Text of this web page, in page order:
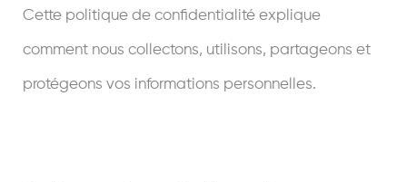
Cette politique de confidentialité explique
comment nous collectons, utilisons, partageons et
protégeons vos informations personnelles.